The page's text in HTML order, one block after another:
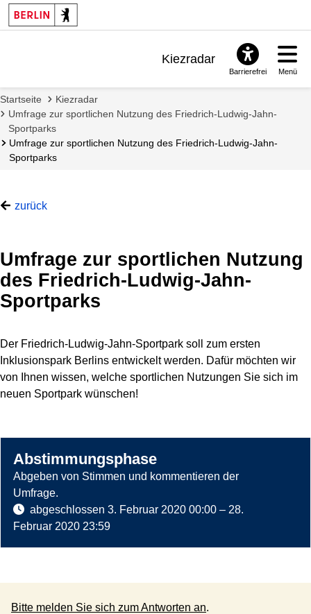
Kiezradar
Barrierefrei Menü
Startseite
Kiezradar
Umfrage zur sportlichen Nutzung des Friedrich-Ludwig-Jahn-
Sportparks
Umfrage zur sportlichen Nutzung des Friedrich-Ludwig-Jahn-
Sportparks
zurück
Umfrage zur sportlichen Nutzung
des Friedrich-Ludwig-Jahn-
Sportparks
Der Friedrich-Ludwig-Jahn-Sportpark soll zum ersten
Inklusionspark Berlins entwickelt werden. Dafür möchten wir
von Ihnen wissen, welche sportlichen Nutzungen Sie sich im
neuen Sportpark wünschen!
Abstimmungsphase
Abgeben von Stimmen und kommentieren der
Umfrage.
abgeschlossen 3. Februar 2020 00:00 – 28.
Februar 2020 23:59
Bitte melden Sie sich zum Antworten an.